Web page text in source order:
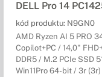
DELL Pro 14
kód produktu: N9GN0
AMD Ryzen AI 5 PRO
Copilot+PC / 14,0"
DDR5 / M.2 PCIe SSD
Win11Pro 64-bit / 3r